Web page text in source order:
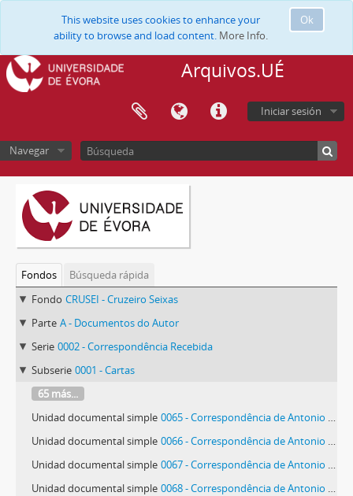
Ok
This website uses cookies to enhance your
ability to browse and load content. More Info.
Arquivos.UÉ
Iniciar sesión
Navegar
Fondos
Búsqueda rápida
Fondo CRUSEI - Cruzeiro Seixas
Parte A - Documentos do Autor
Serie 0002 - Correspondência Recebida
Subserie 0001 - Cartas
65 más...
Unidad documental simple 0065 - Correspondência de Antonio de Bianchi
Unidad documental simple 0066 - Correspondência de Antonio de Bianchi
Unidad documental simple 0067 - Correspondência de Antonio de Bianchi
Unidad documental simple 0068 - Correspondência de Antonio de Bianchi